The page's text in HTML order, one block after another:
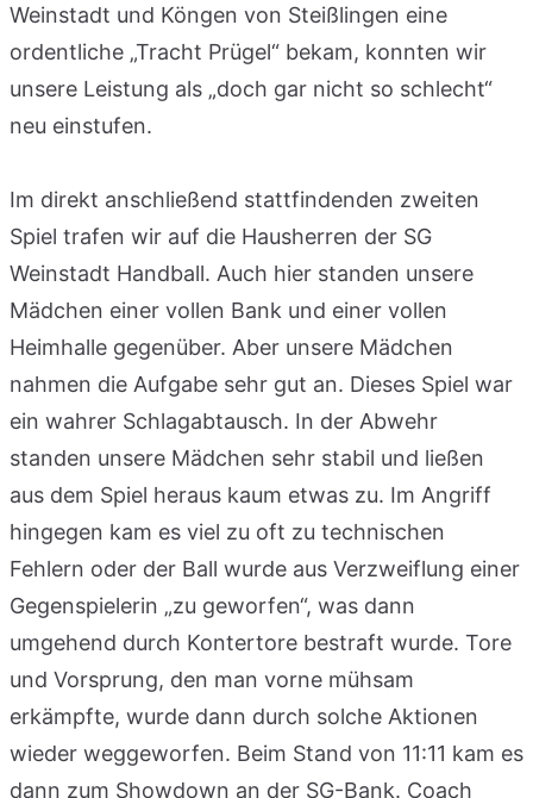
Weinstadt und Köngen von Steißlingen eine
ordentliche „Tracht Prügel“ bekam, konnten wir
unsere Leistung als „doch gar nicht so schlecht“
neu einstufen.
Im direkt anschließend stattfindenden zweiten
Spiel trafen wir auf die Hausherren der SG
Weinstadt Handball. Auch hier standen unsere
Mädchen einer vollen Bank und einer vollen
Heimhalle gegenüber. Aber unsere Mädchen
nahmen die Aufgabe sehr gut an. Dieses Spiel war
ein wahrer Schlagabtausch. In der Abwehr
standen unsere Mädchen sehr stabil und ließen
aus dem Spiel heraus kaum etwas zu. Im Angriff
hingegen kam es viel zu oft zu technischen
Fehlern oder der Ball wurde aus Verzweiflung einer
Gegenspielerin „zu geworfen“, was dann
umgehend durch Kontertore bestraft wurde. Tore
und Vorsprung, den man vorne mühsam
erkämpfte, wurde dann durch solche Aktionen
wieder weggeworfen. Beim Stand von 11:11 kam es
dann zum Showdown an der SG-Bank. Coach